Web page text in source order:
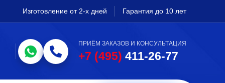
Изготовление от 2-х дней Гарантия до 10 лет
ПРИЁМ ЗАКАЗОВ И КОНСУЛЬТАЦИЯ
+7 (495) 411-26-77